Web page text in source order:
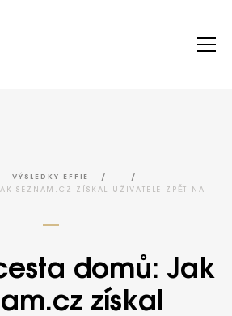
VÝSLEDKY EFFIE / /
SEZNAM.CZ ZÍSKAL UŽIVATELE ZPĚT NA
domů: Jak
získal